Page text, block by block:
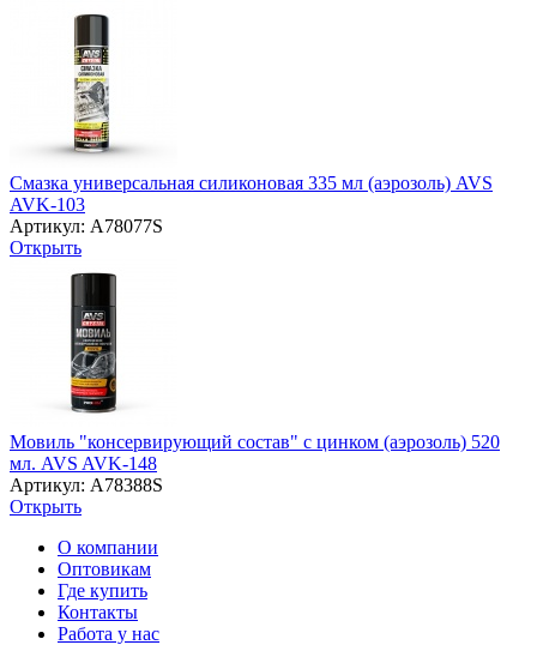
Смазка универсальная силиконовая 335 мл (аэрозоль) AVS
AVK-103
Артикул: A78077S
Открыть
Мовиль "консервирующий состав" с цинком (аэрозоль) 520
мл. AVS AVK-148
Артикул: A78388S
Открыть
О компании
Оптовикам
Где купить
Контакты
Работа у нас